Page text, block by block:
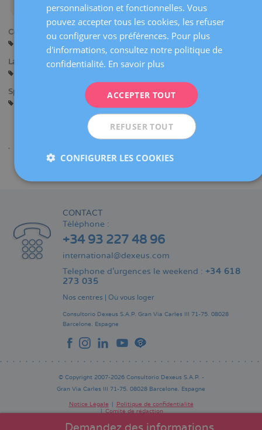
Centres:
Langues:
Spécialités:
Diagnostic Gynécologique par l’Image
CONTACT
Téléphone :
+34 93 227 48 96
international@dexeus.com
Telephone d’urgences le weekend : +34 618
273 035
Nos centres | Où vous loger
Consultorio Dexeus S.A.P. Gran Via Carles III 71-75. 08028
Barcelone. Espagne
© Copyright 2007-2026 Consultorio Dexeus S.A.P. -
Gran Via Carles III 71-75. 08028 Barcelone. Espagne
Pie
Notice Légale
Politique de confidentialité
Comité de rédaction
personnalisation et fonctionnelles. Vous
pouvez accepter tous les cookies, les refuser
ou configurer vos préférences. Pour plus
d'informations, consultez notre politique de
confidentialité. En savoir plus
ACCEPTER TOUT
REFUSER TOUT
CONFIGURER LES COOKIES